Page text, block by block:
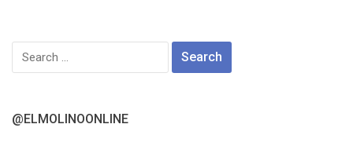
Search
for:
@ELMOLINOONLINE